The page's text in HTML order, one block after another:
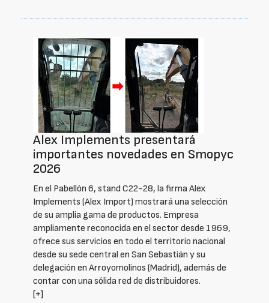
Alex Implements presentará
importantes novedades en Smopyc
2026
En el Pabellón 6, stand C22-28, la firma Alex
Implements (Alex Import) mostrará una selección
de su amplia gama de productos. Empresa
ampliamente reconocida en el sector desde 1969,
ofrece sus servicios en todo el territorio nacional
desde su sede central en San Sebastián y su
delegación en Arroyomolinos (Madrid), además de
contar con una sólida red de distribuidores.
[+]